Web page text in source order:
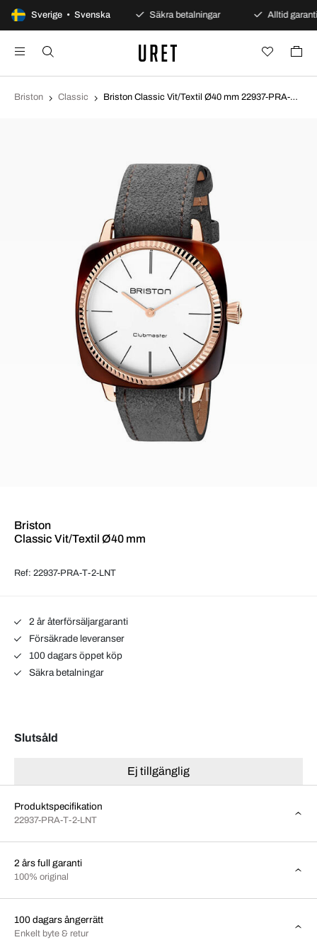
Sverige • Svenska
100 dagars öppet köp Säkra betalningar Alltid garanti
Briston Classic Briston Classic Vit/Textil Ø40 mm 22937-PRA-T-2-LNT
Briston
Classic Vit/Textil Ø40 mm
Ref: 22937-PRA-T-2-LNT
2 år återförsäljargaranti
Försäkrade leveranser
100 dagars öppet köp
Säkra betalningar
Slutsåld
Ej tillgänglig
Produktspecifikation
22937-PRA-T-2-LNT
2 års full garanti
100% original
100 dagars ångerrätt
Enkelt byte & retur